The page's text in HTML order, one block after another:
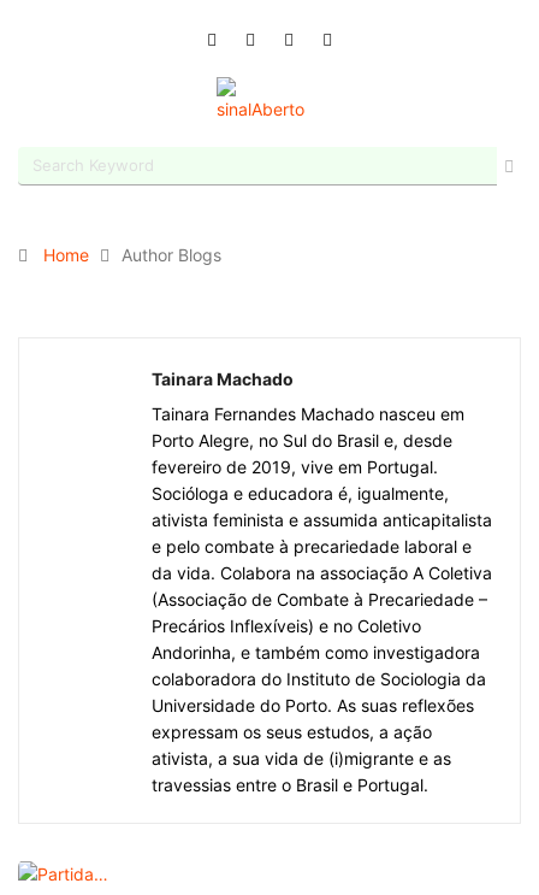
Home Author Blogs
Tainara Machado
Tainara Fernandes Machado nasceu em
Porto Alegre, no Sul do Brasil e, desde
fevereiro de 2019, vive em Portugal.
Socióloga e educadora é, igualmente,
ativista feminista e assumida anticapitalista
e pelo combate à precariedade laboral e
da vida. Colabora na associação A Coletiva
(Associação de Combate à Precariedade –
Precários Inflexíveis) e no Coletivo
Andorinha, e também como investigadora
colaboradora do Instituto de Sociologia da
Universidade do Porto. As suas reflexões
expressam os seus estudos, a ação
ativista, a sua vida de (i)migrante e as
travessias entre o Brasil e Portugal.